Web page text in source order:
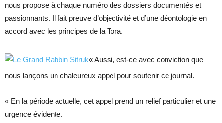
nous propose à chaque numéro des dossiers documentés et
passionnants. Il fait preuve d’objectivité et d’une déontologie en
accord avec les principes de la Tora.
« Aussi, est-ce avec conviction que
nous lançons un chaleureux appel pour soutenir ce journal.
« En la période actuelle, cet appel prend un relief particulier et une
urgence évidente.